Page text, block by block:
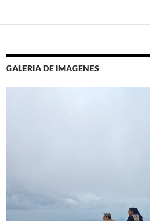
GALERIA DE IMAGENES